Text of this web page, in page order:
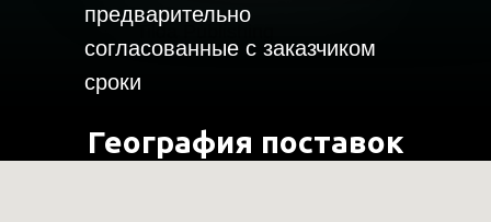
Tilda Publishing
предварительно
согласованные с заказчиком
сроки
География поставок